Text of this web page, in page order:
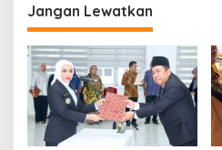
s
i
p
o
s
Jangan Lewatkan